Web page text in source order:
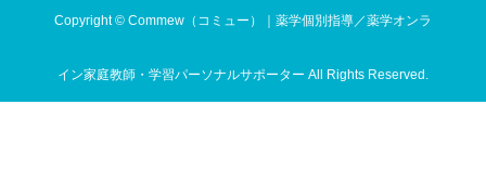
Copyright © Commew（コミュー）｜薬学個別指導／薬学オンラ
イン家庭教師・学習パーソナルサポーター All Rights Reserved.